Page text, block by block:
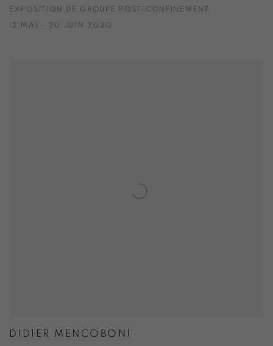
EXPOSITION DE GROUPE POST-CONFINEMENT
12 MAI - 20 JUIN 2020
DIDIER MENCOBONI